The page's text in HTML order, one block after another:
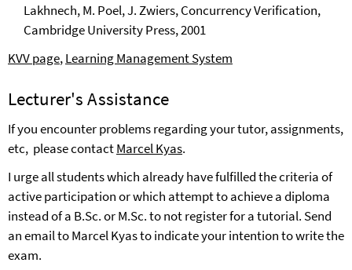
Lakhnech, M. Poel, J. Zwiers, Concurrency Verification,
Cambridge University Press, 2001
KVV page,Learning Management System
Lecturer's Assistance
If you encounter problems regarding your tutor, assignments,
etc, please contactMarcel Kyas.
I urge all students which already have fulfilled the criteria of
active participation or which attempt to achieve a diploma
instead of a B.Sc. or M.Sc. to not register for a tutorial. Send
an email to Marcel Kyas to indicate your intention to write the
exam.